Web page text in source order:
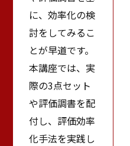
に、効率化の検
討をしてみるこ
とが早道です。
本講座では、実
際の3点セット
や評価調書を配
付し、評価効率
化手法を実践し